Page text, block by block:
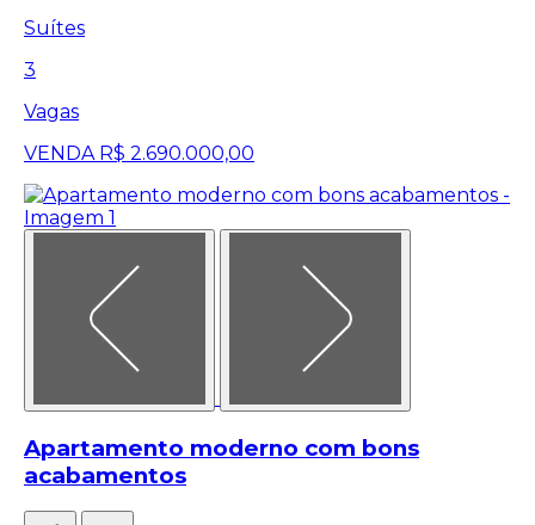
Suítes
3
Vagas
VENDA R$ 2.690.000,00
Apartamento moderno com bons
acabamentos